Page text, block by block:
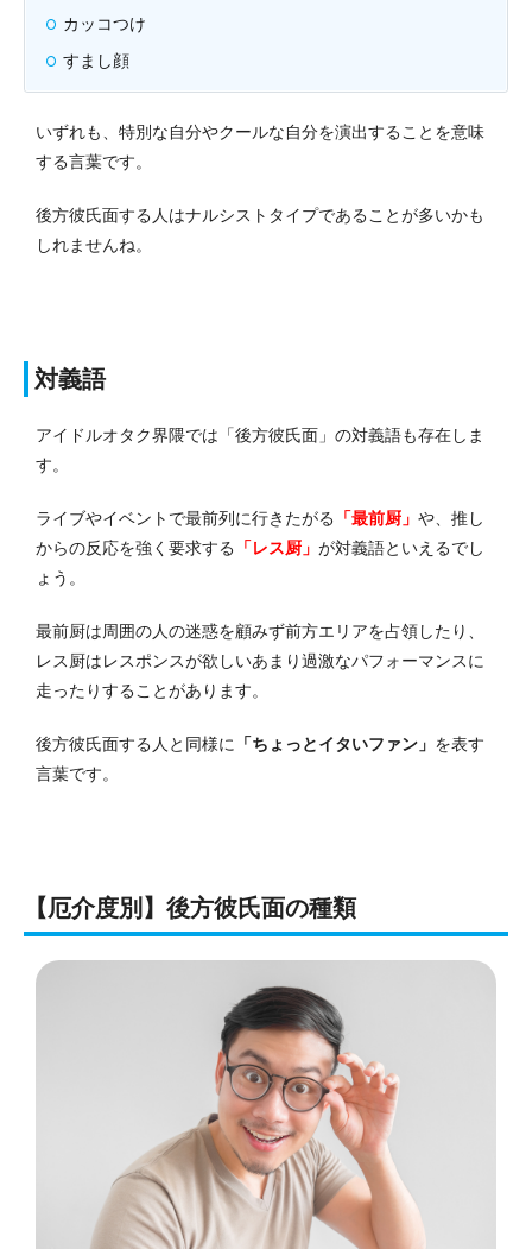
カッコつけ
すまし顔
いずれも、特別な自分やクールな自分を演出することを意味
する言葉です。
後方彼氏面する人はナルシストタイプであることが多いかも
しれませんね。
対義語
アイドルオタク界隈では「後方彼氏面」の対義語も存在しま
す。
ライブやイベントで最前列に行きたがる 「最前厨」 や、推し
からの反応を強く要求する
「レス厨」 が対義語といえるでし
ょう。
最前厨は周囲の人の迷惑を顧みず前方エリアを占領したり、
レス厨はレスポンスが欲しいあまり過激なパフォーマンスに
走ったりすることがあります。
後方彼氏面する人と同様に 「ちょっとイタいファン」 を表す
言葉です。
【厄介度別】後方彼氏面の種類